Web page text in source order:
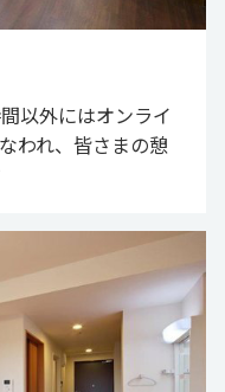
以外にはオンライ
われ、皆さまの憩